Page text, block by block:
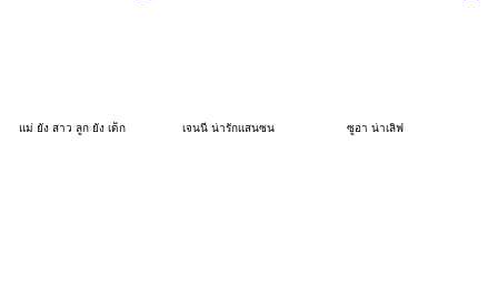
แม่ ยัง สาว ลูก ยัง เด็ก เจนนี่ น่ารักเเสนซน ซูอา น่าเลิฟ